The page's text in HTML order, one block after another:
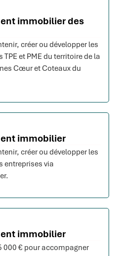
immobilier des
créer ou développer les
et PME du territoire de la
Cœur et Coteaux du
immobilier
créer ou développer les
entreprises via
immobilier
000 € pour accompagner